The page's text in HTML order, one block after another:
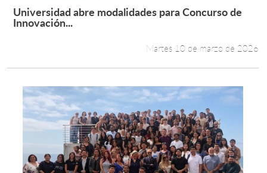
Leer más +
Universidad abre modalidades para Concurso de
Innovación...
Martes 10 de marzo de 2026